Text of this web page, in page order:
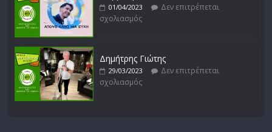
01/04/2023
Δεν επιτρέπεται
σχολιασμός
Δημήτρης Γιώτης
29/03/2023
Δεν επιτρέπεται
σχολιασμός